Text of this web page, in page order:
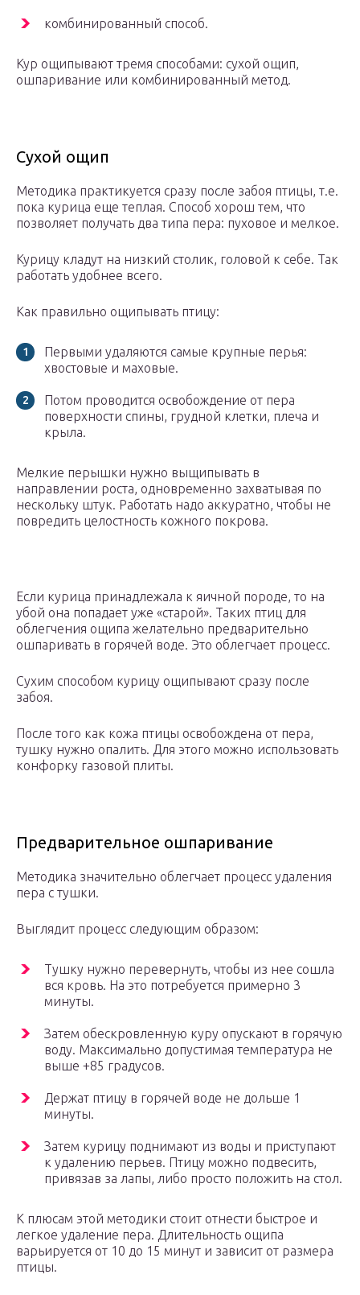
комбинированный способ.
Кур ощипывают тремя способами: сухой ощип,
ошпаривание или комбинированный метод.
Сухой ощип
Методика практикуется сразу после забоя птицы, т.е.
пока курица еще теплая. Способ хорош тем, что
позволяет получать два типа пера: пуховое и мелкое.
Курицу кладут на низкий столик, головой к себе. Так
работать удобнее всего.
Как правильно ощипывать птицу:
Первыми удаляются самые крупные перья:
хвостовые и маховые.
Потом проводится освобождение от пера
поверхности спины, грудной клетки, плеча и
крыла.
Мелкие перышки нужно выщипывать в
направлении роста, одновременно захватывая по
нескольку штук. Работать надо аккуратно, чтобы не
повредить целостность кожного покрова.
Если курица принадлежала к яичной породе, то на
убой она попадает уже «старой». Таких птиц для
облегчения ощипа желательно предварительно
ошпаривать в горячей воде. Это облегчает процесс.
Сухим способом курицу ощипывают сразу после
забоя.
После того как кожа птицы освобождена от пера,
тушку нужно опалить. Для этого можно использовать
конфорку газовой плиты.
Предварительное ошпаривание
Методика значительно облегчает процесс удаления
пера с тушки.
Выглядит процесс следующим образом:
Тушку нужно перевернуть, чтобы из нее сошла
вся кровь. На это потребуется примерно 3
минуты.
Затем обескровленную куру опускают в горячую
воду. Максимально допустимая температура не
выше +85 градусов.
Держат птицу в горячей воде не дольше 1
минуты.
Затем курицу поднимают из воды и приступают
к удалению перьев. Птицу можно подвесить,
привязав за лапы, либо просто положить на стол.
К плюсам этой методики стоит отнести быстрое и
легкое удаление пера. Длительность ощипа
варьируется от 10 до 15 минут и зависит от размера
птицы.